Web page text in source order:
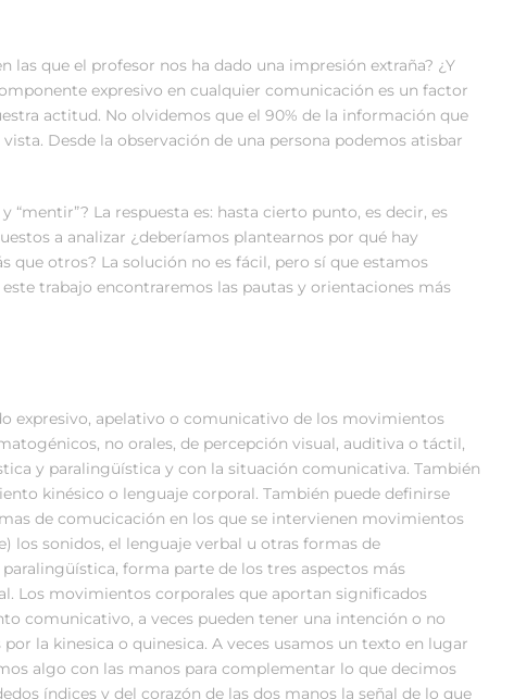
las que el profesor nos ha dado una impresión extraña? ¿Y
expresivo en cualquier comunicación es un factor
actitud. No olvidemos que el 90% de la información que
Desde la observación de una persona podemos atisbar
La respuesta es: hasta cierto punto, es decir, es
a analizar ¿deberíamos plantearnos por qué hay
que otros? La solución no es fácil, pero sí que estamos
trabajo encontraremos las pautas y orientaciones más
expresivo, apelativo o comunicativo de los movimientos
no orales, de percepción visual, auditiva o táctil,
y paralingüística y con la situación comunicativa. También
kinésico o lenguaje corporal. También puede definirse
de comucicación en los que se intervienen movimientos
los sonidos, el lenguaje verbal u otras formas de
forma parte de los tres aspectos más
Los movimientos corporales que aportan significados
comunicativo, a veces pueden tener una intención o no
la kinesica o quinesica. A veces usamos un texto en lugar
algo con las manos para complementar lo que decimos
índices y del corazón de las dos manos la señal de lo que